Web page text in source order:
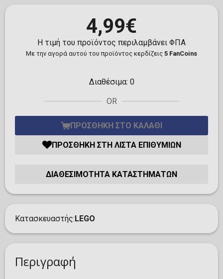
4,99€
Η τιμή του προϊόντος περιλαμβάνει ΦΠΑ
Με την αγορά αυτού του προϊόντος κερδίζεις 5 FanCoins
Διαθέσιμα: 0
OR
ΠΡΟΣΘΉΚΗ ΣΤΟ ΚΑΛΆΘΙ
ΠΡΟΣΘΉΚΗ ΣΤΗ ΛΊΣΤΑ ΕΠΙΘΥΜΙΏΝ
ΔΙΑΘΕΣΙΜΌΤΗΤΑ ΚΑΤΑΣΤΗΜΆΤΩΝ
Κατασκευαστής LEGO
Περιγραφή